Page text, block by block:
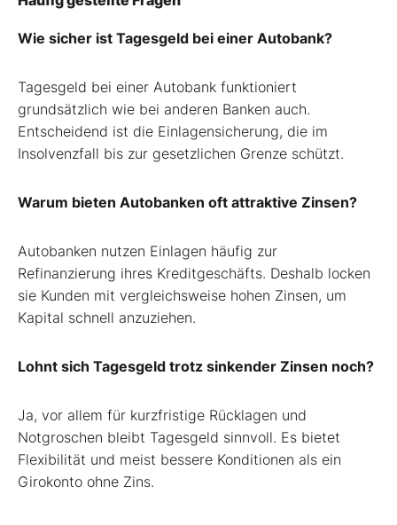
Wie sicher ist Tagesgeld bei einer Autobank?
Tagesgeld bei einer Autobank funktioniert
grundsätzlich wie bei anderen Banken auch.
Entscheidend ist die Einlagensicherung, die im
Insolvenzfall bis zur gesetzlichen Grenze schützt.
Warum bieten Autobanken oft attraktive Zinsen?
Autobanken nutzen Einlagen häufig zur
Refinanzierung ihres Kreditgeschäfts. Deshalb locken
sie Kunden mit vergleichsweise hohen Zinsen, um
Kapital schnell anzuziehen.
Lohnt sich Tagesgeld trotz sinkender Zinsen noch?
Ja, vor allem für kurzfristige Rücklagen und
Notgroschen bleibt Tagesgeld sinnvoll. Es bietet
Flexibilität und meist bessere Konditionen als ein
Girokonto ohne Zins.